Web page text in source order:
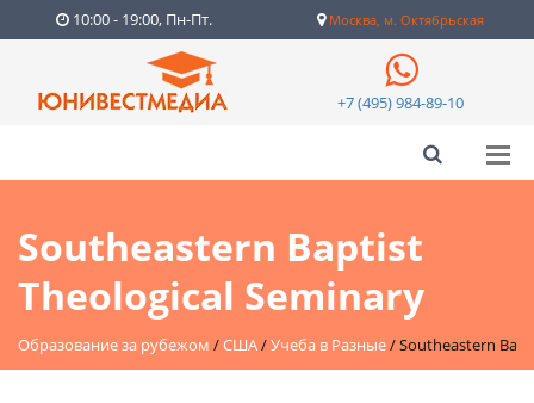
10:00 - 19:00, Пн-Пт. Москва, м. Октябрьская
+7 (495) 984-89-10
Southeastern Baptist
Theological Seminary
Образование за рубежом /США/Учеба в Разные/Southeastern